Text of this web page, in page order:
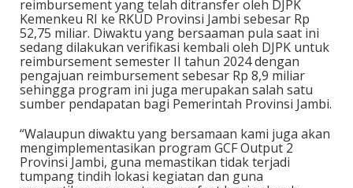
reimbursement yang telah ditransfer oleh DJPK
Kemenkeu RI ke RKUD Provinsi Jambi sebesar Rp
52,75 miliar. Diwaktu yang bersaaman pula saat ini
sedang dilakukan verifikasi kembali oleh DJPK untuk
reimbursement semester II tahun 2024 dengan
pengajuan reimbursement sebesar Rp 8,9 miliar
sehingga program ini juga merupakan salah satu
sumber pendapatan bagi Pemerintah Provinsi Jambi.
“Walaupun diwaktu yang bersamaan kami juga akan
mengimplementasikan program GCF Output 2
Provinsi Jambi, guna memastikan tidak terjadi
tumpang tindih lokasi kegiatan dan guna